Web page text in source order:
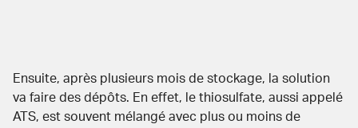
Ensuite, après plusieurs mois de stockage, la solution
va faire des dépôts. En effet, le thiosulfate, aussi appelé
ATS, est souvent mélangé avec plus ou moins de